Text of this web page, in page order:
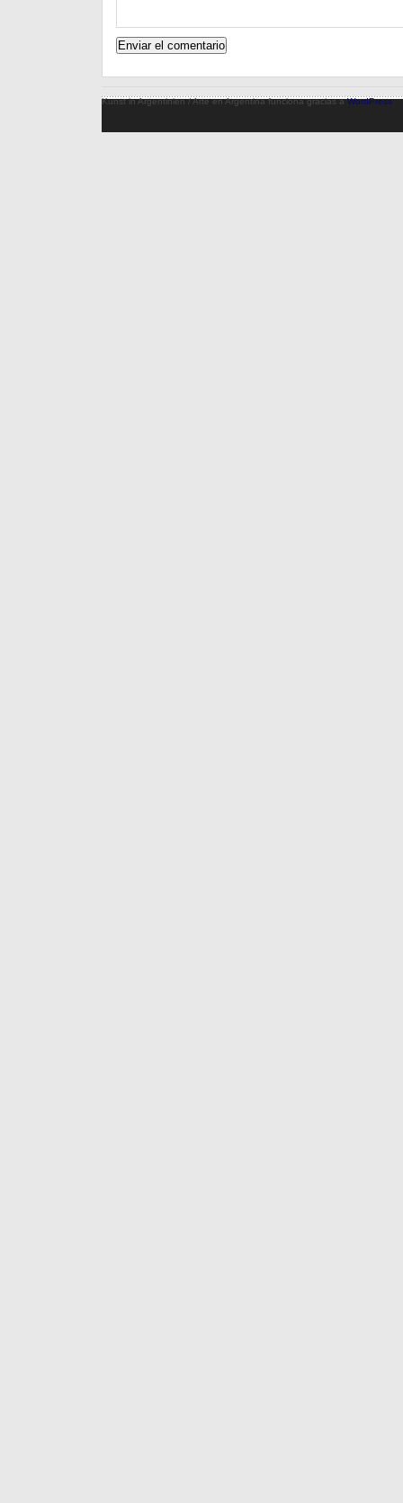
Kunst in Argentinien / Arte en Argentina funciona gracias aWordPress